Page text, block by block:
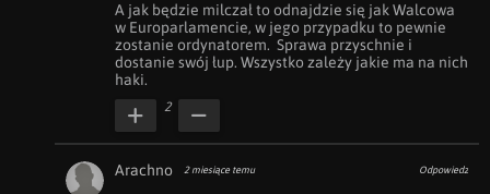
A jak będzie milczał to odnajdzie się jak Walcowa
w Europarlamencie, w jego przypadku to pewnie
zostanie ordynatorem.  Sprawa przyschnie i
dostanie swój łup. Wszystko zależy jakie ma na nich
haki.
2
Arachno 2 miesiące temu Odpowiedz